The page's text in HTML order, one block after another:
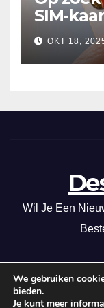
SIM-
20GB
super
en de
OKT 18,
Wil Je Een
Met trots
We gebruiken
bieden.
Je kunt meer